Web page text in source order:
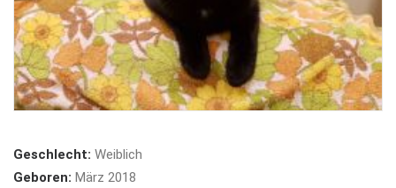
Geschlecht: Weiblich
Geboren: März 2018